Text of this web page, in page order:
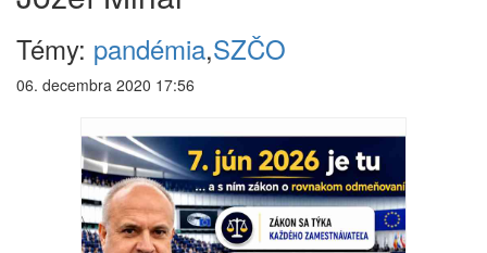
Témy: pandémia,SZČO
06. decembra 2020 17:56